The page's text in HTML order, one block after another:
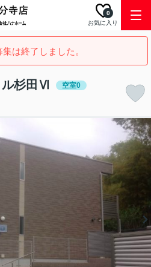
お気に入り
0
は終了しました。
ル杉田Ⅵ 空室0